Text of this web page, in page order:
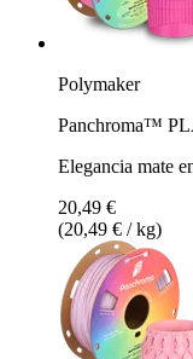
Polymaker
Panchroma™
Elegancia mate
20,49 €
(20,49 € / kg)